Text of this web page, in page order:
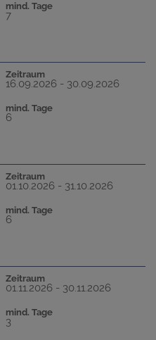
mind. Tage
7
Zeitraum
16.09.2026 - 30.09.2026
mind. Tage
6
Zeitraum
01.10.2026 - 31.10.2026
mind. Tage
6
Zeitraum
01.11.2026 - 30.11.2026
mind. Tage
3